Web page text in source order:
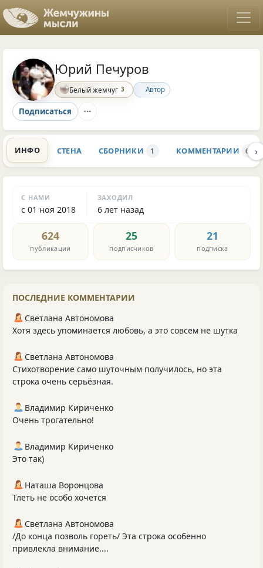
Юрий Печуров
Белый жемчуг 3 Автор
Подписаться
ИНФО СТЕНА СБОРНИКИ 1 КОММЕНТАРИИ 646
›
С НАМИ
с 01 ноя 2018
ЗАХОДИЛ
6 лет назад
624
публикации
25
подписчиков
21
подписка
ПОСЛЕДНИЕ КОММЕНТАРИИ
Светлана Автономова
Хотя здесь упоминается любовь, а это совсем не шутка
Светлана Автономова
Стихотворение само шуточным получилось, но эта
строка очень серьёзная.
Владимир Кириченко
Очень трогательно!
Владимир Кириченко
Это так)
Наташа Воронцова
Тлеть не особо хочется
Светлана Автономова
/До конца позволь гореть/ Эта строка особенно
привлекла внимание....